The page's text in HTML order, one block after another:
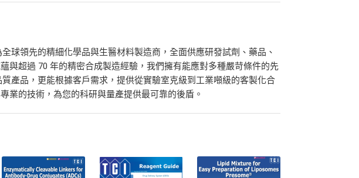
球領先的精細化學品與生醫材料製造商，全面供應研發試劑、藥品、
與超過 70 年的精密合成製造經驗，我們擁有能應對多種嚴苛條件的先
產品，更能根據客戶需求，提供從實驗室克級到工業噸級的客製化合
業的技術，為您的科研與量產提供最可靠的後盾。